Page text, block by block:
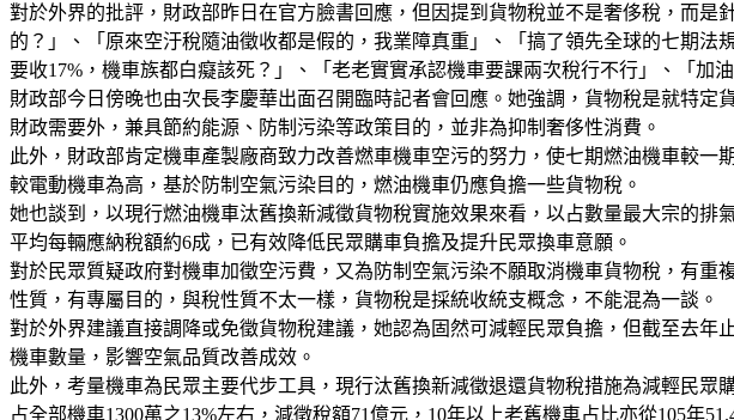
對於外界的批評，財政部昨日在官方臉書回應，但因提到貨物稅並不是奢侈稅，而
的？」、「原來空汙稅隨油徵收都是假的，我業障真重」、「搞了領先全球的七期
要收17%，機車族都白癡該死？」、「老老實實承認機車要課兩次稅行不行」、「加
財政部今日傍晚也由次長李慶華出面召開臨時記者會回應。她強調，貨物稅是就特
財政需要外，兼具節約能源、防制污染等政策目的，並非為抑制奢侈性消費。
此外，財政部肯定機車產製廠商致力改善燃車機車空污的努力，使七期燃油機車較
較電動機車為高，基於防制空氣污染目的，燃油機車仍應負擔一些貨物稅。
她也談到，以現行燃油機車汰舊換新減徵貨物稅實施效果來看，以占數量最大宗的排
平均每輛應納稅額約6成，已有效降低民眾購車負擔及提升民眾換車意願。
對於民眾質疑政府對機車加徵空污費，又為防制空氣污染不願取消機車貨物稅，有
性質，有專屬目的，與稅性質不太一樣，貨物稅是採統收統支概念，不能混為一談。
對於外界建議直接調降或免徵貨物稅建議，她認為固然可減輕民眾負擔，但截至去
機車數量，影響空氣品質改善成效。
此外，考量機車為民眾主要代步工具，現行汰舊換新減徵退還貨物稅措施為減輕民眾
占全部機車1300萬之13%左右，減徵稅額71億元，10年以上老舊機車占比亦從105年